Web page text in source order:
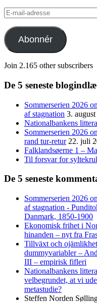
E-
mail-
adresse
Abonnér
Join 2.165 other subscribers
De 5 seneste
Sommerserien 2026
af stagnation 3.
Nationalbankens
Sommerserien 2026
rand tur-retur 22. juli
Falklandsøerne 1 –
Til forsvar for
De 5 seneste
Sommerserien 2026
af stagnation -
Danmark, 1850-1900
Ekonomisk frihet i
hinanden – nyt fra
Tillväxt och
dummyvariabler –
III – empirisk fifleri
Nationalbankens
velbegrundet, at vi
metastudie?
Steffen Norden